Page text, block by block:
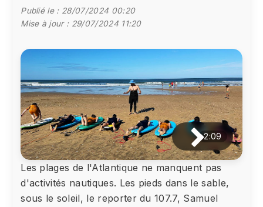
Publié le : 28/07/2024 00:20
Mise à jour : 29/07/2024 11:20
2:09
Les plages de l'Atlantique ne manquent pas
d'activités nautiques. Les pieds dans le sable,
sous le soleil, le reporter du 107.7, Samuel